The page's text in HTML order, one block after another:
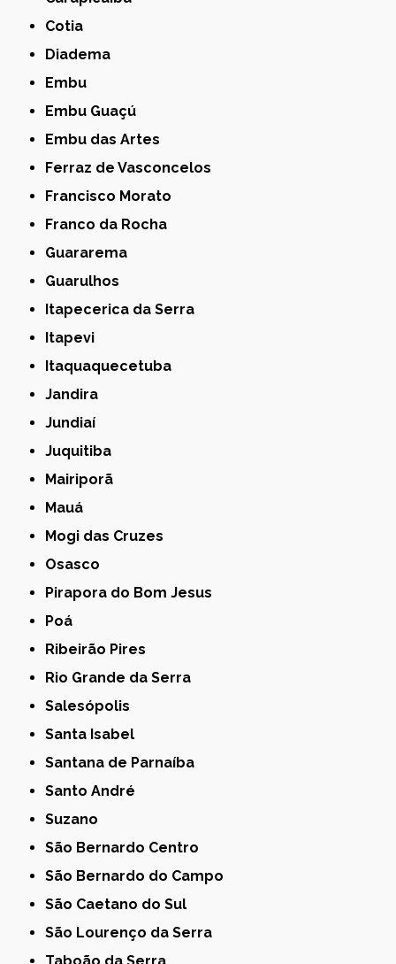
Cotia
Diadema
Embu
Embu Guaçú
Embu das Artes
Ferraz de Vasconcelos
Francisco Morato
Franco da Rocha
Guararema
Guarulhos
Itapecerica da Serra
Itapevi
Itaquaquecetuba
Jandira
Jundiaí
Juquitiba
Mairiporã
Mauá
Mogi das Cruzes
Osasco
Pirapora do Bom Jesus
Poá
Ribeirão Pires
Rio Grande da Serra
Salesópolis
Santa Isabel
Santana de Parnaíba
Santo André
Suzano
São Bernardo Centro
São Bernardo do Campo
São Caetano do Sul
São Lourenço da Serra
Taboão da Serra